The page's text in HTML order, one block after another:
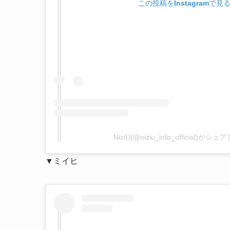
この投稿をInstagramで見る
NiziU(@niziu_info_official)がシェア
▼ミイヒ